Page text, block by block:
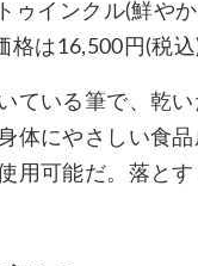
ゥインクル(鮮や
は16,500円(税込)
ている筆で、乾
体にやさしい食
用可能だ。落と